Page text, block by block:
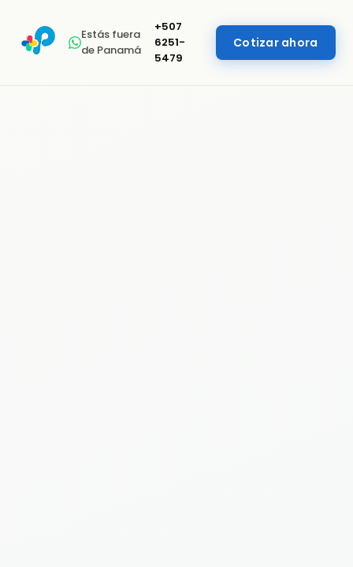
Estás fuera
de Panamá
+507
6251-
5479
Cotizar ahora